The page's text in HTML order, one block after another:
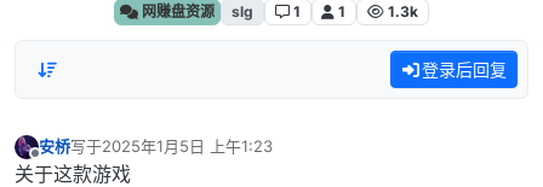
网赚盘资源 slg 1 1 1.3k
登录后回复
离线
安桥写于2025年1月5日 上午1:23
最后由 编辑
关于这款游戏